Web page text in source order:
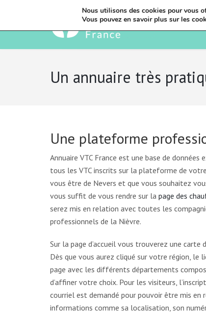
Un annuaire très
Une plateforme
Annuaire VTC France est une base de données
tous les VTC inscrits sur la plateforme de
vous être de Nevers et que vous souhaitez
vous suffit de vous rendre sur la page des
serez mis en relation avec toutes les
professionnels de la Nièvre.
Sur la page d’accueil vous trouverez une carte
Dès que vous aurez cliqué sur votre région, le
page avec les différents départements
d’affiner votre choix. Pour les visiteurs,
courriel est demandé pour pouvoir être mis en
informations comme sa localisation, son
Nous utilisons des cookies pour vous
Vous pouvez en savoir plus sur les